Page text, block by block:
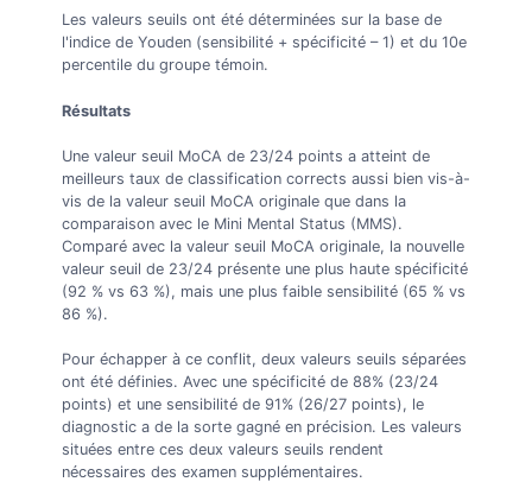
Les valeurs seuils ont été déterminées sur la base de
l'indice de Youden (sensibilité + spécificité – 1) et du 10e
percentile du groupe témoin.
Résultats
Une valeur seuil MoCA de 23/24 points a atteint de
meilleurs taux de classification corrects aussi bien vis-à-
vis de la valeur seuil MoCA originale que dans la
comparaison avec le Mini Mental Status (MMS).
Comparé avec la valeur seuil MoCA originale, la nouvelle
valeur seuil de 23/24 présente une plus haute spécificité
(92 % vs 63 %), mais une plus faible sensibilité (65 % vs
86 %).
Pour échapper à ce conflit, deux valeurs seuils séparées
ont été définies. Avec une spécificité de 88% (23/24
points) et une sensibilité de 91% (26/27 points), le
diagnostic a de la sorte gagné en précision. Les valeurs
situées entre ces deux valeurs seuils rendent
nécessaires des examen supplémentaires.